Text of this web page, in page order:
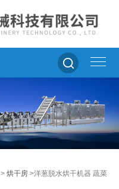
>烘干房 >洋葱脱水烘干机器 蔬菜